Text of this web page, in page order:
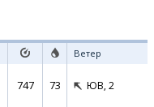
Ветер
747 73 ЮВ, 2